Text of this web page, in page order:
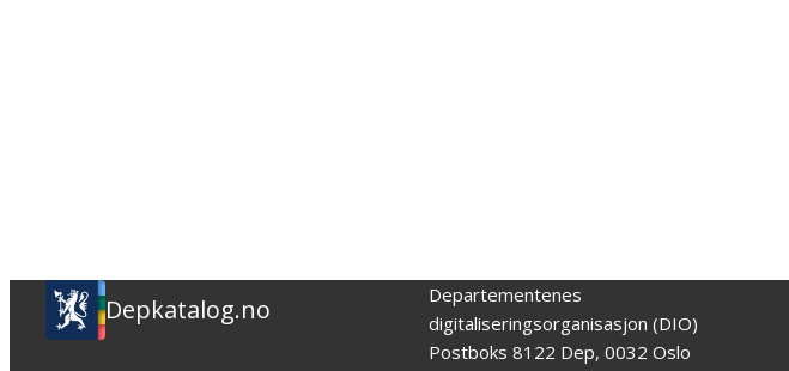
Depkatalog.no
Departementenes
digitaliseringsorganisasjon (DIO)
Postboks 8122 Dep, 0032 Oslo